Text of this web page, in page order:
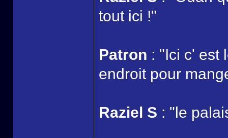
tout ici !"
Patron : "Ici c' est
endroit pour
Raziel S : "le